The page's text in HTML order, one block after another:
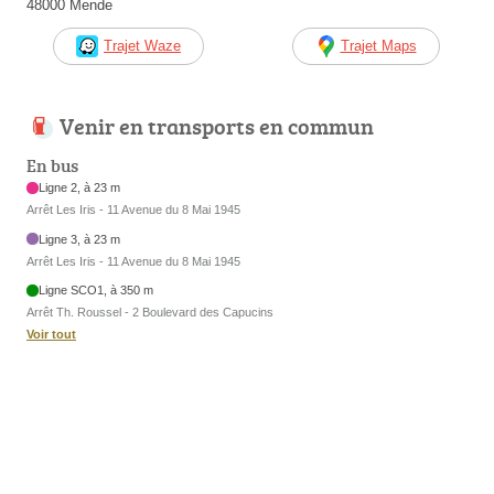
48000 Mende
Trajet Waze Trajet Maps
Venir en transports en commun
En bus
Ligne 2, à 23 m
Arrêt Les Iris - 11 Avenue du 8 Mai 1945
Ligne 3, à 23 m
Arrêt Les Iris - 11 Avenue du 8 Mai 1945
Ligne SCO1, à 350 m
Arrêt Th. Roussel - 2 Boulevard des Capucins
Voir tout